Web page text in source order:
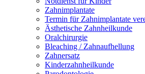
Zahnimplantate
Termin für Zahnimplantate
Ästhetische Zahnheilkunde
Oralchirurgie
Bleaching / Zahnaufhellung
Zahnersatz
Kinderzahnheilkunde